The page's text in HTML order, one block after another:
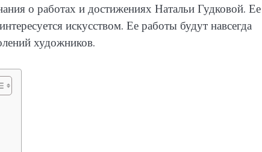
о работах и достижениях Натальи Гудковой. Ее
искусством. Ее работы будут навсегда
художников.